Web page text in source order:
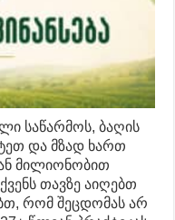
საწარმოს, ბაღის
და მზად ხართ
მილიონობით
თავზე აიღებთ
რომ შეცდომას არ